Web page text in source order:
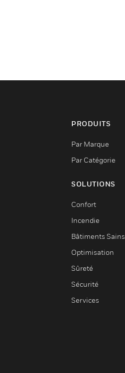
PRODUITS
Par Marque
Par Catégorie
SOLUTIONS
Confort
Incendie
Bâtiments Sains
Optimisation
Sûreté
Sécurité
Services